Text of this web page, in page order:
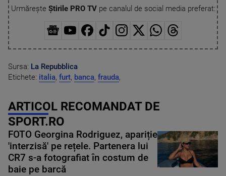
Urmărește Știrile PRO TVpe canalul de social media preferat:
Sursa: La Repubblica
Etichete: italia, furt, banca, frauda,
ARTICOL RECOMANDAT DE
SPORT.RO
FOTO Georgina Rodriguez, apariție
'interzisă' pe rețele. Partenera lui
CR7 s-a fotografiat în costum de
baie pe barcă